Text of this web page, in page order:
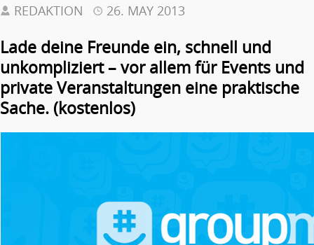
REDAKTION 26. MAY 2013
Lade deine Freunde ein, schnell und
unkompliziert – vor allem für Events und
private Veranstaltungen eine praktische
Sache. (kostenlos)